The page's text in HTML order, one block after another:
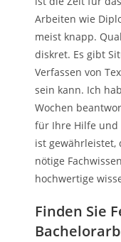
Arbeiten wie
meist knapp.
diskret. Es gibt
Verfassen von
sein kann. Ich
Wochen
für Ihre Hilfe und
ist gewährleistet,
nötige
hochwertige
Finden Sie